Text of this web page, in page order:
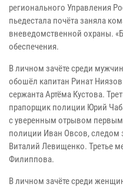
регионального Управления
пьедестала почёта заняла
вневедомственной охраны.
обеспечения.
В личном зачёте среди
обошёл капитан Ринат
сержанта Артёма Кустова.
прапорщик полиции Юрий
с уверенным отрывом
полиции Иван Овсов,
Виталий Левищенко. Третье
Филиппова.
В личном зачёте среди